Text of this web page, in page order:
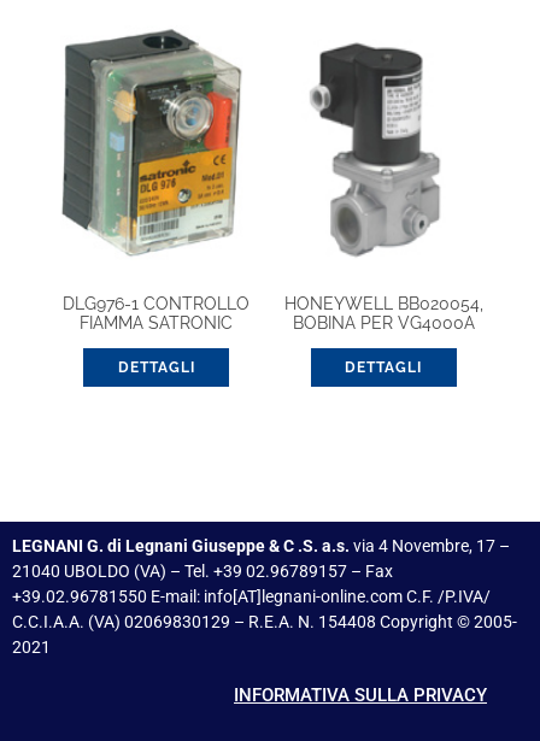
DLG976-1 CONTROLLO
FIAMMA SATRONIC
DETTAGLI
HONEYWELL BB020054,
BOBINA PER VG4000A
DETTAGLI
LEGNANI G. di Legnani Giuseppe & C .S. a.s. via 4 Novembre, 17 –
21040 UBOLDO (VA) – Tel. +39 02.96789157 – Fax
+39.02.96781550 E-mail: info[AT]legnani-online.com C.F. /P.IVA/
C.C.I.A.A. (VA) 02069830129 – R.E.A. N. 154408 Copyright © 2005-
2021
INFORMATIVA SULLA PRIVACY